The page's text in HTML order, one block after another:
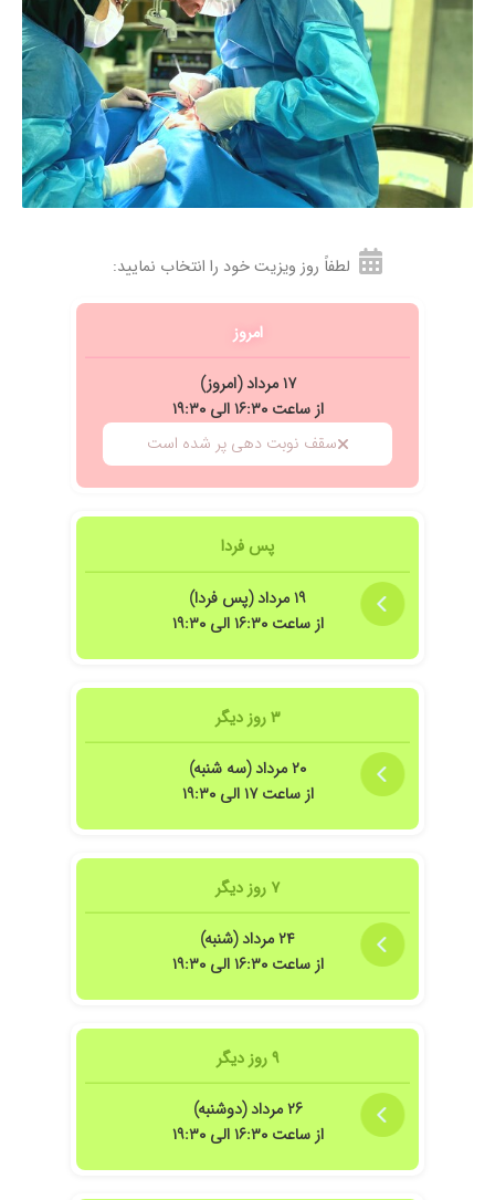
ممنون از خانمم که این دکتر رو انتخاب کرد
برای پسرم رفتم حساسیت داشت با تجویز
داروهاشون رو به بهبوده
۱۴۰۵/۰۵/۱۲
دکتر باحوصله و دلسوزی بود خدا خیرش بده ۱۴۰۵/۰۳/۰۲
عدم رضایت ۱۴۰۵/۰۴/۱۵
واقعا دکتر ۱۴۰۴/۰۸/۱۱
پزشک خوش برخورد،حاذق و باسوادی هستند ۱۴۰۴/۱۰/۱۶
مشکل گرفتگی گوش مادرم که باتوجه به سن بالای
دکترورفتارشون عالیه.
دکتر بسیار عالی هستند خوش برخورد خوش اخلاق
وکاررااندازدقیق درمعاینه ومدارک پزشکی بیمار من که
بسیار راضی هستم
عدم رضایت
برخورد عالی تشخیص درست و راهنمایی عالی برای ۱۴۰۴/۰۷/۱۴
سلام خونریزی شدید بینی داشتن که بعد از درمان
ورگ داخل بینی سوزاندن الان بعد ازدوماه داخل
بینی گوشت اضافه زده
۱۴۰۵/۰۴/۰۱
لطفاً روز ویزیت خود را انتخاب نمایید:
امروز
۱۷ مرداد (امروز)
از ساعت ۱۶:۳۰ الی ۱۹:۳۰
سقف نوبت دهی پر شده است
پس فردا
۱۹ مرداد (پس فردا)
از ساعت ۱۶:۳۰ الی ۱۹:۳۰
۳ روز دیگر
۲۰ مرداد (سه شنبه)
از ساعت ۱۷ الی ۱۹:۳۰
۷ روز دیگر
۲۴ مرداد (شنبه)
از ساعت ۱۶:۳۰ الی ۱۹:۳۰
۹ روز دیگر
۲۶ مرداد (دوشنبه)
از ساعت ۱۶:۳۰ الی ۱۹:۳۰